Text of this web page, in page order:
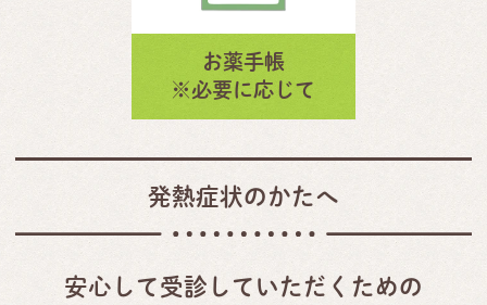
お薬手帳
※必要に応じて
発熱症状のかたへ
安心して受診していただくための